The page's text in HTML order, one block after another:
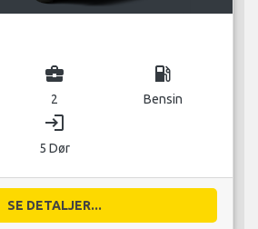
business_center
2
local_gas_station
Bensin
login
5 Dør
SE DETALJER...